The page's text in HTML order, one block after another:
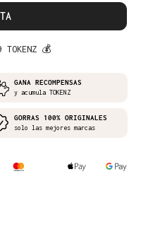
💰
GANA RECOMPENSAS
y acumula TOKENZ
GORRAS 100% ORIGINALES
solo las mejores marcas